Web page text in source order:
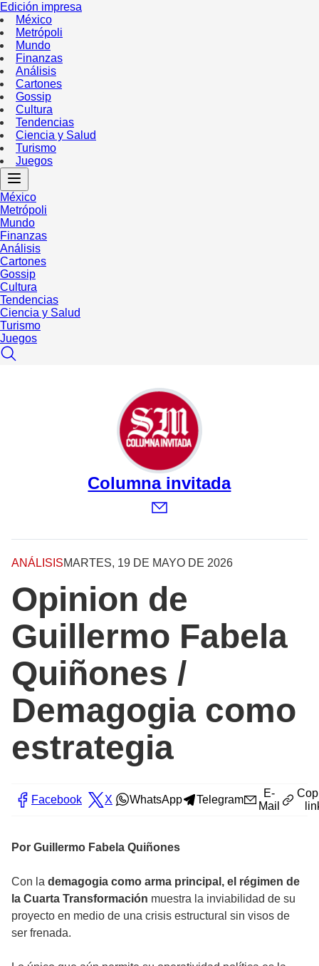
Edición impresa
México
Metrópoli
Mundo
Finanzas
Análisis
Cartones
Gossip
Cultura
Tendencias
Ciencia y Salud
Turismo
Juegos
México
Metrópoli
Mundo
Finanzas
Análisis
Cartones
Gossip
Cultura
Tendencias
Ciencia y Salud
Turismo
Juegos
Columna invitada
ANÁLISISMARTES, 19 DE MAYO DE 2026
Opinion de
Guillermo Fabela
Quiñones /
Demagogia como
estrategia
Facebook X WhatsApp Telegram
E-
Mail
Por Guillermo Fabela Quiñones
Con la demagogia como arma principal, el régimen de
la Cuarta Transformación muestra la inviabilidad de su
proyecto en medio de una crisis estructural sin visos de
ser frenada.